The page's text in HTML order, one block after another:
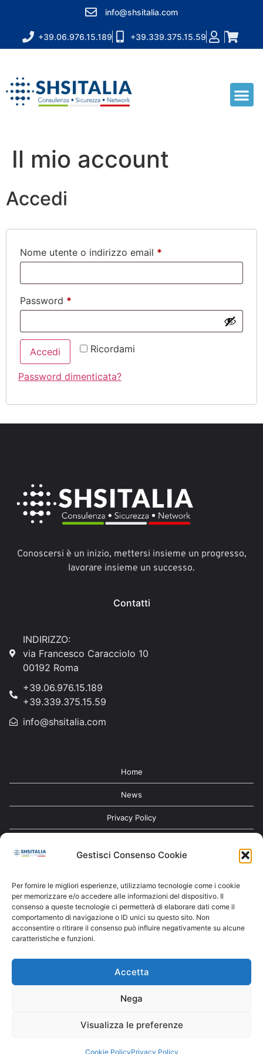
Gestisci Consenso Cookie
Per fornire le migliori esperienze, utilizziamo tecnologie come i cookie
per memorizzare e/o accedere alle informazioni del dispositivo. Il
consenso a queste tecnologie ci permetterà di elaborare dati come il
comportamento di navigazione o ID unici su questo sito. Non
acconsentire o ritirare il consenso può influire negativamente su alcune
caratteristiche e funzioni.
Accetta
Nega
Visualizza le preferenze
Cookie PolicyPrivacy Policy
info@shsitalia.com
+39.06.976.15.189 +39.339.375.15.59
Il mio account
Accedi
Nome utente o indirizzo email *
Password *
Ricordami
Accedi
Password dimenticata?
Conoscersi è un inizio, mettersi insieme un progresso,
lavorare insieme un successo.
Contatti
INDIRIZZO:
via Francesco Caracciolo 10
00192 Roma
+39.06.976.15.189
+39.339.375.15.59
info@shsitalia.com
Home
News
Privacy Policy
Iscriviti alla nostra newsletter
iscriviti